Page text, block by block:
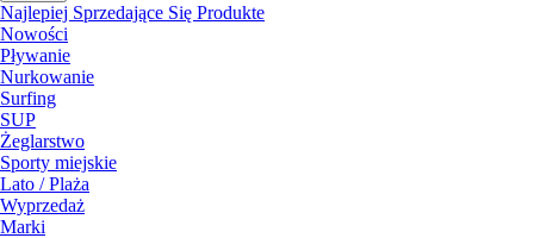
Najlepiej Sprzedające Się Produkte
Nowości
Pływanie
Nurkowanie
Surfing
SUP
Żeglarstwo
Sporty miejskie
Lato / Plaża
Wyprzedaż
Marki